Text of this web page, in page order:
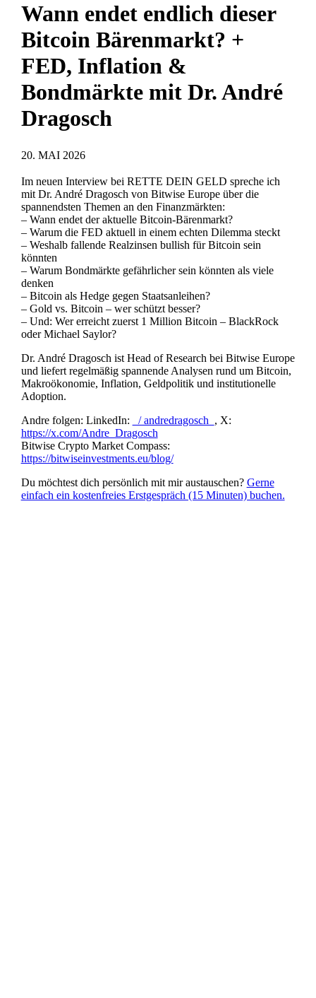
Wann endet endlich dieser
Bitcoin Bärenmarkt? +
FED, Inflation &
Bondmärkte mit Dr. André
Dragosch
20. MAI 2026
Im neuen Interview bei RETTE DEIN GELD spreche ich
mit Dr. André Dragosch von Bitwise Europe über die
spannendsten Themen an den Finanzmärkten:
– Wann endet der aktuelle Bitcoin-Bärenmarkt?
– Warum die FED aktuell in einem echten Dilemma steckt
– Weshalb fallende Realzinsen bullish für Bitcoin sein
könnten
– Warum Bondmärkte gefährlicher sein könnten als viele
denken
– Bitcoin als Hedge gegen Staatsanleihen?
– Gold vs. Bitcoin – wer schützt besser?
– Und: Wer erreicht zuerst 1 Million Bitcoin – BlackRock
oder Michael Saylor?
Dr. André Dragosch ist Head of Research bei Bitwise Europe
und liefert regelmäßig spannende Analysen rund um Bitcoin,
Makroökonomie, Inflation, Geldpolitik und institutionelle
Adoption.
Andre folgen: LinkedIn:
/ andredragosch , X:
https://x.com/Andre_Dragosch
Bitwise Crypto Market Compass:
https://bitwiseinvestments.eu/blog/
Du möchtest dich persönlich mit mir austauschen? Gerne
einfach ein kostenfreies Erstgespräch (15 Minuten) buchen.